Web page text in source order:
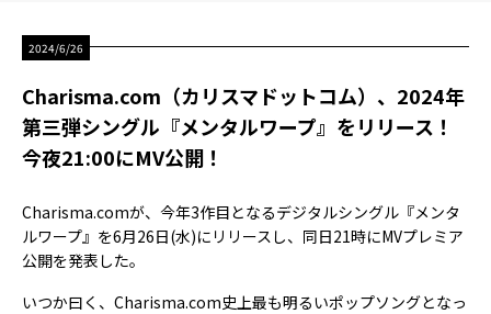
お問い合わせ
デモテープ
プライバシーポリシー
ENGLISH PAGE
2024/6/26
Charisma.com（カリスマドットコム）、2024年
第三弾シングル『メンタルワープ』をリリース！
今夜21:00にMV公開！
Charisma.comが、今年3作目となるデジタルシングル『メンタ
ルワープ』を6月26日(水)にリリースし、同日21時にMVプレミア
公開を発表した。
いつか曰く、Charisma.com史上最も明るいポップソングとなっ